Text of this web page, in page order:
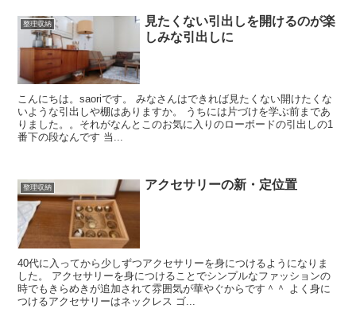
整理収納
見たくない引出しを開けるのが楽
しみな引出しに
こんにちは。saoriです。 みなさんはできれば見たくない開けたくな
いような引出しや棚はありますか。 うちには片づけを学ぶ前まであ
りました。。それがなんとこのお気に入りのローボードの引出しの1
番下の段なんです 当...
整理収納 アクセサリーの新・定位置
40代に入ってから少しずつアクセサリーを身につけるようになりま
した。 アクセサリーを身につけることでシンプルなファッションの
時でもきらめきが追加されて雰囲気が華やぐからです＾＾ よく身に
つけるアクセサリーはネックレス ゴ...